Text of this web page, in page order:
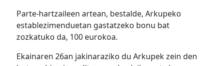
Parte-hartzaileen artean, bestalde, Arkupeko
establezimenduetan gastatzeko bonu bat
zozkatuko da, 100 eurokoa.
Ekainaren 26an jakinaraziko du Arkupek zein den